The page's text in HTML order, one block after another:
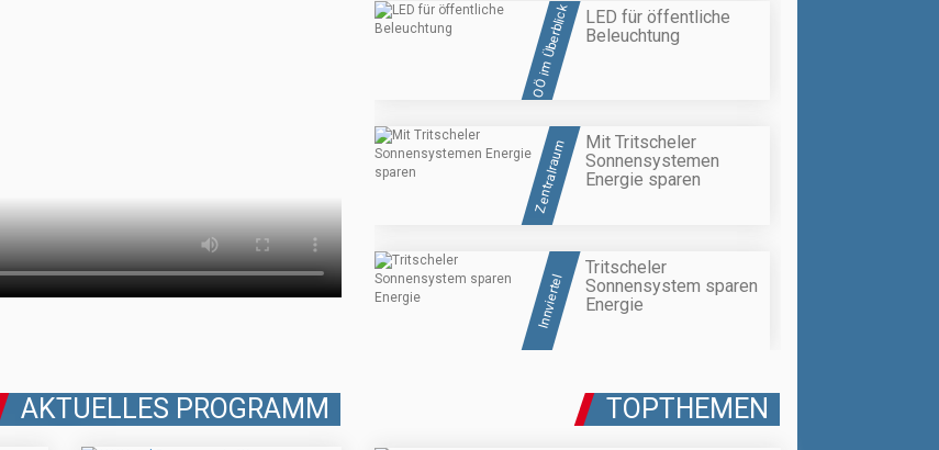
OÖ im Überblick
LED für öffentliche
Beleuchtung
Zentralraum
Mit Tritscheler
Sonnensystemen
Energie sparen
Innviertel
Tritscheler
Sonnensystem sparen
Energie
AKTUELLES PROGRAMM TOPTHEMEN